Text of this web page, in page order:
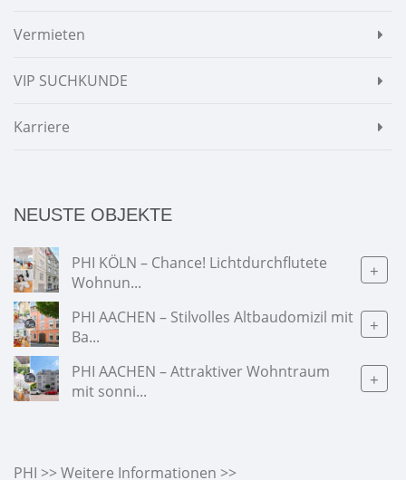
Vermieten
VIP SUCHKUNDE
Karriere
NEUSTE OBJEKTE
PHI KÖLN – Chance! Lichtdurchflutete
Wohnun...
+
PHI AACHEN – Stilvolles Altbaudomizil mit
Ba...
+
PHI AACHEN – Attraktiver Wohntraum
mit sonni...
+
PHI >> Weitere Informationen >>